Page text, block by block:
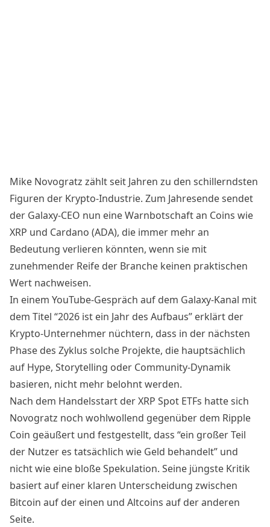
Mike Novogratz zählt seit Jahren zu den schillerndsten
Figuren der Krypto-Industrie. Zum Jahresende sendet
der Galaxy-CEO nun eine Warnbotschaft an Coins wie
XRP und Cardano (ADA), die immer mehr an
Bedeutung verlieren könnten, wenn sie mit
zunehmender Reife der Branche keinen praktischen
Wert nachweisen.
In einem YouTube-Gespräch auf dem Galaxy-Kanal mit
dem Titel “2026 ist ein Jahr des Aufbaus” erklärt der
Krypto-Unternehmer nüchtern, dass in der nächsten
Phase des Zyklus solche Projekte, die hauptsächlich
auf Hype, Storytelling oder Community-Dynamik
basieren, nicht mehr belohnt werden.
Nach dem Handelsstart der XRP Spot ETFs hatte sich
Novogratz noch wohlwollend gegenüber dem Ripple
Coin geäußert und festgestellt, dass “ein großer Teil
der Nutzer es tatsächlich wie Geld behandelt” und
nicht wie eine bloße Spekulation. Seine jüngste Kritik
basiert auf einer klaren Unterscheidung zwischen
Bitcoin auf der einen und Altcoins auf der anderen
Seite.